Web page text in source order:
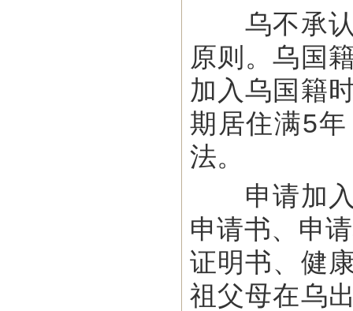
乌不承认
原则。乌国
加入乌国籍
期居住满5
法。
申请加入
申请书、申
证明书、健
祖父母在乌